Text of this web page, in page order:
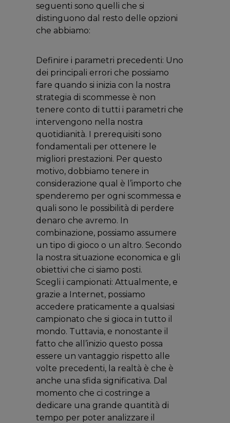
seguenti sono quelli che si
distinguono dal resto delle opzioni
che abbiamo:
Definire i parametri precedenti: Uno
dei principali errori che possiamo
fare quando si inizia con la nostra
strategia di scommesse è non
tenere conto di tutti i parametri che
intervengono nella nostra
quotidianità. I prerequisiti sono
fondamentali per ottenere le
migliori prestazioni. Per questo
motivo, dobbiamo tenere in
considerazione qual è l’importo che
spenderemo per ogni scommessa e
quali sono le possibilità di perdere
denaro che avremo. In
combinazione, possiamo assumere
un tipo di gioco o un altro. Secondo
la nostra situazione economica e gli
obiettivi che ci siamo posti.
Scegli i campionati: Attualmente, e
grazie a Internet, possiamo
accedere praticamente a qualsiasi
campionato che si gioca in tutto il
mondo. Tuttavia, e nonostante il
fatto che all’inizio questo possa
essere un vantaggio rispetto alle
volte precedenti, la realtà è che è
anche una sfida significativa. Dal
momento che ci costringe a
dedicare una grande quantità di
tempo per poter analizzare il